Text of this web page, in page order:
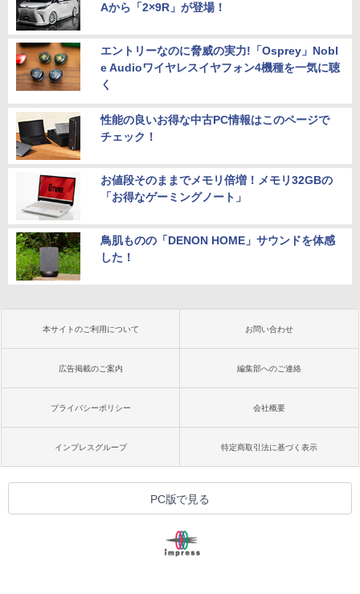
Aから「2×9R」が登場！
エントリーなのに脅威の実力!「Osprey」Nobl
e Audioワイヤレスイヤフォン4機種を一気に聴
く
性能の良いお得な中古PC情報はこのページで
チェック！
お値段そのままでメモリ倍増！メモリ32GBの
「お得なゲーミングノート」
鳥肌ものの「DENON HOME」サウンドを体感
した！
本サイトのご利用について お問い合わせ
広告掲載のご案内 編集部へのご連絡
プライバシーポリシー 会社概要
インプレスグループ 特定商取引法に基づく表示
PC版で見る